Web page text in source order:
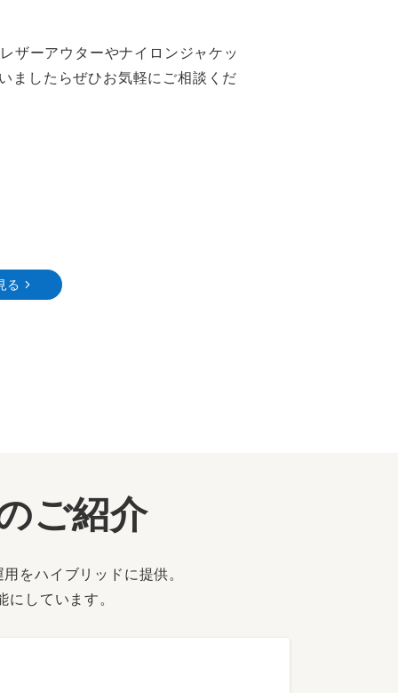
ザーアウターやナイロンジャケッ
ましたらぜひお気軽にご相談くだ
る
ご紹介
をハイブリッドに提供。
しています。